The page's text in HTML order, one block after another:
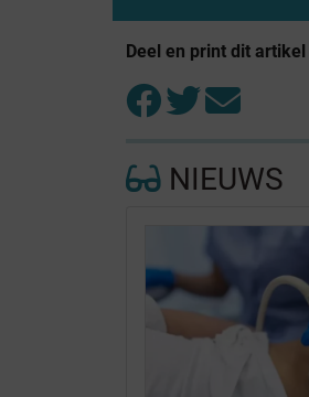
Deel en print dit artikel
NIEUWS